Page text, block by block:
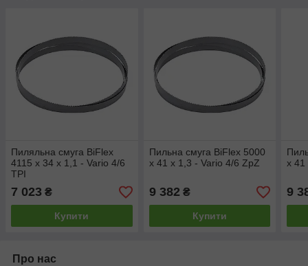
Пиляльна смуга BiFlex
4115 x 34 x 1,1 - Vario 4/6
TPI
7 023 ₴
Купити
Пильна смуга BiFlex 5000
x 41 x 1,3 - Vario 4/6 ZpZ
9 382 ₴
Купити
x 41
9
Про нас